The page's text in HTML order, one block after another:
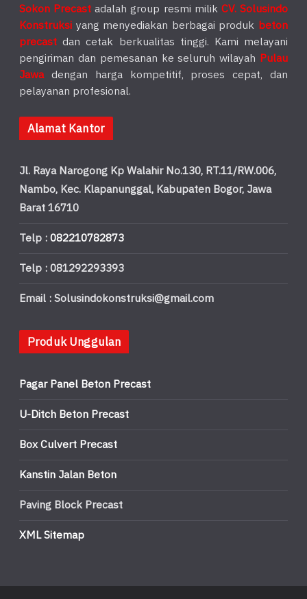
Sokon Precast adalah group resmi milik CV. Solusindo
Konstruksi yang menyediakan berbagai produk beton
precast dan cetak berkualitas tinggi. Kami melayani
pengiriman dan pemesanan ke seluruh wilayah Pulau
Jawadengan harga kompetitif, proses cepat, dan
pelayanan profesional.
Alamat Kantor
Jl. Raya Narogong Kp Walahir No.130, RT.11/RW.006,
Nambo, Kec. Klapanunggal, Kabupaten Bogor, Jawa
Barat 16710
Telp :082210782873
Telp : 081292293393
Email : Solusindokonstruksi@gmail.com
Produk Unggulan
Pagar Panel Beton Precast
U-Ditch Beton Precast
Box Culvert Precast
Kanstin Jalan Beton
Paving Block Precast
XML Sitemap